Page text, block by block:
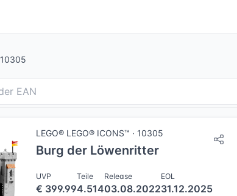
10305
LEGO® LEGO® ICONS™ · 10305
Burg der Löwenritter
UVP
€ 399.99
Teile
4.514
Release
03.08.2022
EOL
31.12.2025